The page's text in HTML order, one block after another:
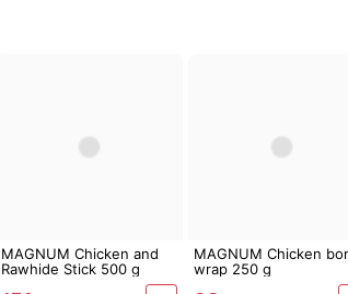
MAGNUM Chicken and
Rawhide Stick 500 g
MAGNUM Chicken
wrap 250 g